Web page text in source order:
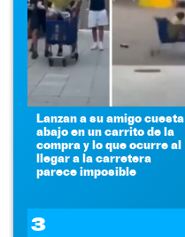
Lanzan a su amigo cuesta
abajo en un carrito de la
compra y lo que ocurre al
llegar a la carretera
parece imposible
3